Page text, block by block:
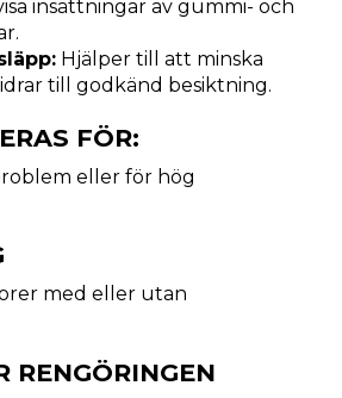
insättningar av gummi- och
Hjälper till att minska
till godkänd besiktning.
FÖR:
eller för hög
med eller utan
RENGÖRINGEN